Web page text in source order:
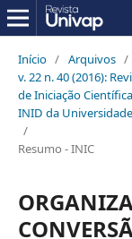
Início / Arquivos /
v. 22 n. 40 (2016):
de Iniciação
INID da
/
Resumo - INIC